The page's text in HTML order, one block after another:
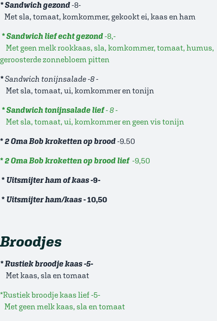
* Sandwich gezond-8-
Met sla, tomaat, komkommer, gekookt ei, kaas en ham
* Sandwich lief echt gezond-8,-
Met geen melk rookkaas, sla, komkommer, tomaat, humus,
geroosterde zonnebloem pitten
*Sandwich tonijnsalade -8 -
Met sla, tomaat, ui, komkommer en tonijn
* Sandwich tonijnsalade lief- 8 -
Met sla, tomaat, ui, komkommer en geen vis tonijn
*2 Oma Bob kroketten op brood-9.50
*2 Oma Bob kroketten op brood lief -9,50
* Uitsmijter ham of kaas-9-
* Uitsmijter ham/kaas- 10,50
Broodjes
* Rustiek broodje kaas -5-
Met kaas, sla en tomaat
*Rustiek broodje kaas lief -5-
Met geen melk kaas, sla en tomaat